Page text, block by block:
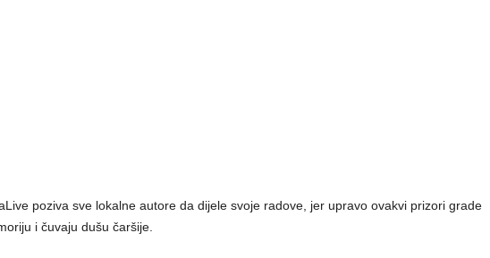
poziva sve lokalne autore da dijele svoje radove, jer upravo ovakvi prizori grade
i čuvaju dušu čaršije.